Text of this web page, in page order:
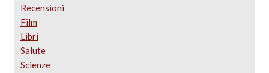
Recensioni
Film
Libri
Salute
Scienze